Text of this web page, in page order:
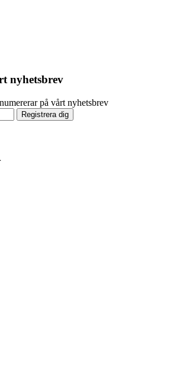
nyhetsbrev
på vårt nyhetsbrev
Registrera dig